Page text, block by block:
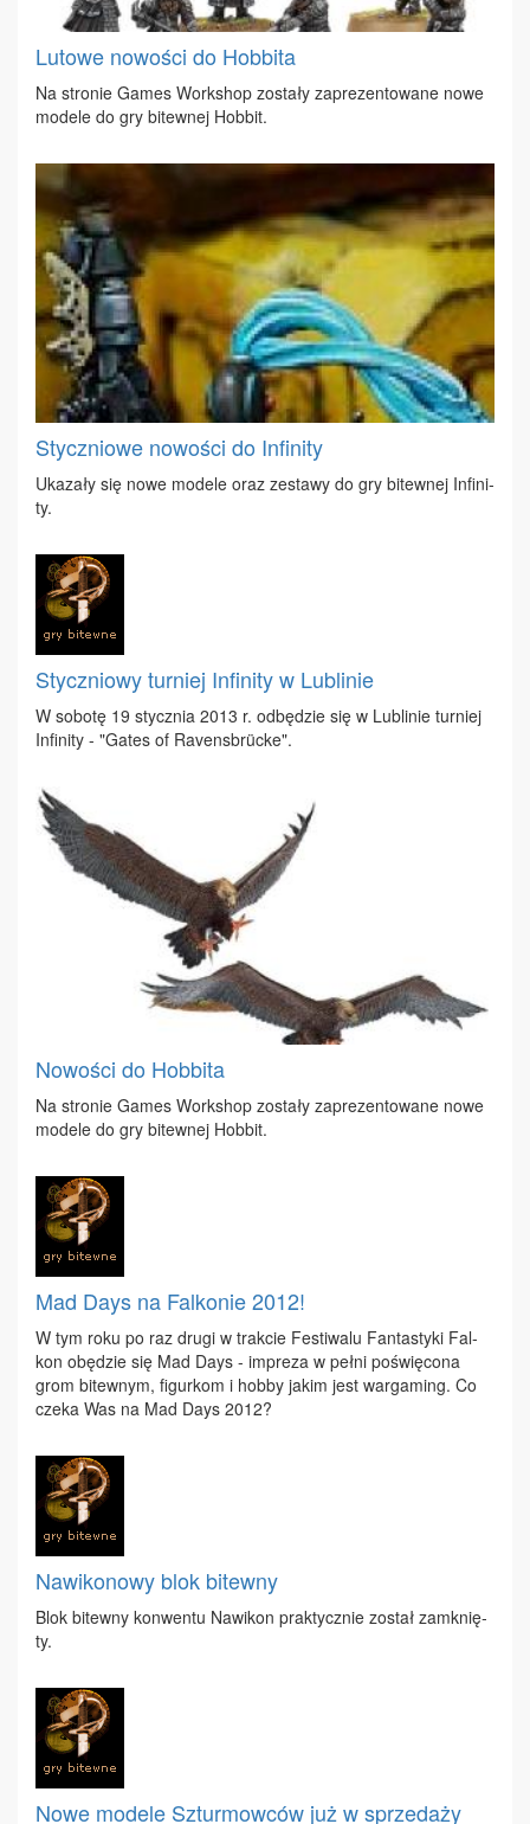
Lutowe nowości do Hobbita
Na stro­nie Ga­mes Work­shop zo­sta­ły za­pre­zen­to­wa­ne no­we
mo­de­le do gry bi­tew­nej Hob­bit.
Styczniowe nowości do Infinity
Uka­za­ły się no­we mo­de­le oraz ze­sta­wy do gry bi­tew­nej In­fi­ni­
ty.
Styczniowy turniej Infinity w Lublinie
W so­bo­tę 19 stycz­nia 2013 r. od­bę­dzie się w Lu­bli­nie tur­niej
In­fi­ni­ty - "Ga­tes of Ra­vensbrücke".
Nowości do Hobbita
Na stro­nie Ga­mes Work­shop zo­sta­ły za­pre­zen­to­wa­ne no­we
mo­de­le do gry bi­tew­nej Hob­bit.
Mad Days na Falkonie 2012!
W tym ro­ku po raz dru­gi w trak­cie Fe­sti­wa­lu Fan­ta­sty­ki Fal­
kon obę­dzie się Mad Days - im­pre­za w peł­ni po­świę­co­na
grom bi­tew­nym, fi­gur­kom i hob­by ja­kim jest war­ga­ming. Co
cze­ka Was na Mad Days 2012?
Nawikonowy blok bitewny
Blok bi­tew­ny kon­wen­tu Na­wi­kon prak­tycz­nie zo­stał za­mknię­
ty.
Nowe modele Szturmowców już w sprzedaży